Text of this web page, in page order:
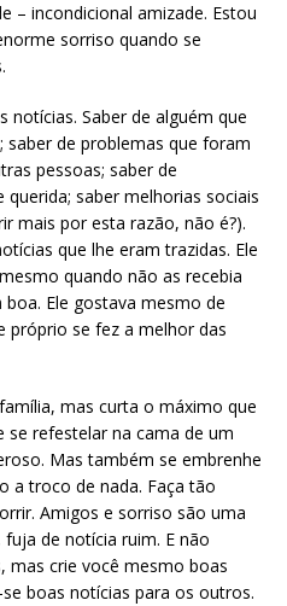
– incondicional amizade. Estou
sorriso quando se
notícias. Saber de alguém que
de problemas que foram
pessoas; saber de
saber melhorias sociais
mais por esta razão, não é?).
que lhe eram trazidas. Ele
quando não as recebia
Ele gostava mesmo de
próprio se fez a melhor das
mas curta o máximo que
se refestelar na cama de um
Mas também se embrenhe
a troco de nada. Faça tão
Amigos e sorriso são uma
de notícia ruim. E não
mas crie você mesmo boas
boas notícias para os outros.